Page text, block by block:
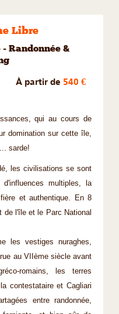
Libre
Randonnée &
À partir de 540 €
qui au cours de
domination sur cette île,
sarde!
les civilisations se sont
multiples, la
et authentique. En 8
de l'île et le Parc National
les vestiges nuraghes,
au VIIème siècle avant
romains, les terres
contestataire et Cagliari
entre randonnée,